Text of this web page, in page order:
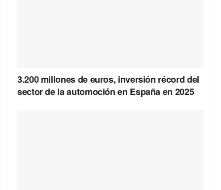
3.200 millones de euros, inversión récord del
sector de la automoción en España en 2025